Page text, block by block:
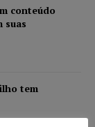
conteúdo
suas
tem